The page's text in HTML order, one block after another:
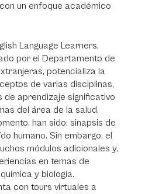
un enfoque académico
Language Learners,
por el Departamento de
potencializa la
de varias disciplinas,
de aprendizaje significativo
del área de la salud,
han sido: sinapsis de
humano. Sin embargo, el
módulos adicionales y,
en temas de
y biología.
con tours virtuales a